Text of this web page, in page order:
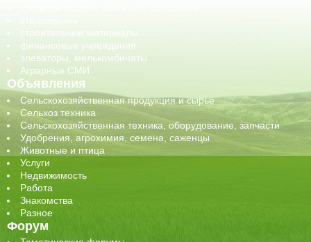
строительные материалы
финансовые учреждения
элеваторы, мелькомбинаты
Аграрные СМИ
Объявления
Сельскохозяйственная продукция и сырье
Сельхоз техника
Сельскохозяйственная техника, оборудование, запчасти
Удобрения, агрохимия, семена, саженцы
Животные и птица
Услуги
Недвижимость
Работа
Знакомства
Разное
Форум